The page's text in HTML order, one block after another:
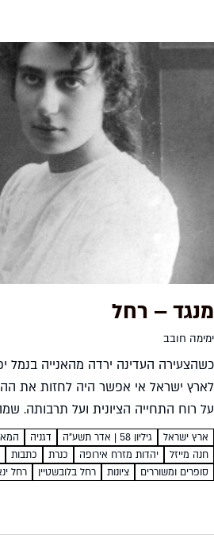
מנגד – רחל
ימימה חובב
כשהצעירה העדינה ירדה מהאנייה בנמל
לארץ ישראל אי אפשר היה לחזות את
על רוח התחייה הציונית ועל תרבותה.
רחל בלובשטיין, אולם היא נודעה עד
ארץ ישראל גיליון 58 | אדר תשע"ה דגניה
חנה מייזל
יהדות מזרח אירופה כנרת כתבות
סופרים ומשוררים
ציונות רחל בלובשטיין רחל